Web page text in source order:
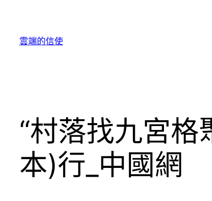
雲端的信使
“村落找九宮格
本)行_中國網